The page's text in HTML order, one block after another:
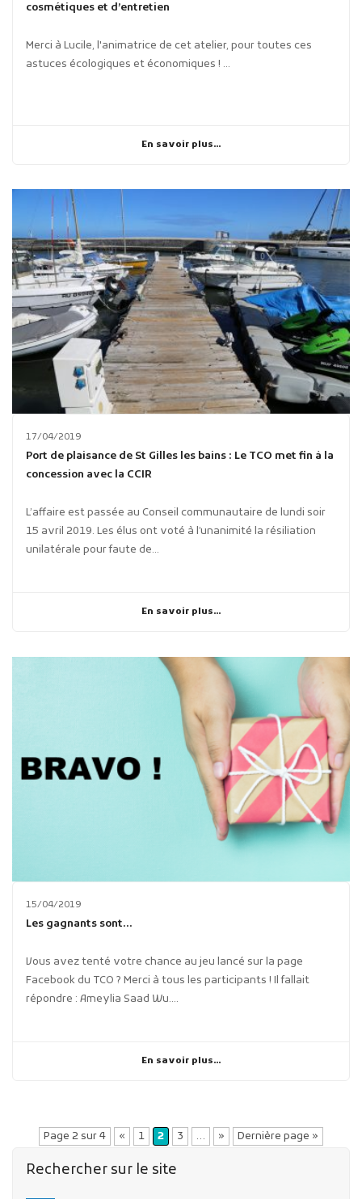
cosmétiques et d’entretien
Merci à Lucile, l'animatrice de cet atelier, pour toutes ces
astuces écologiques et économiques ! ...
En savoir plus...
17/04/2019
Port de plaisance de St Gilles les bains : Le TCO met fin à la
concession avec la CCIR
L’affaire est passée au Conseil communautaire de lundi soir
15 avril 2019. Les élus ont voté à l’unanimité la résiliation
unilatérale pour faute de...
En savoir plus...
15/04/2019
Les gagnants sont…
Vous avez tenté votre chance au jeu lancé sur la page
Facebook du TCO ? Merci à tous les participants ! Il fallait
répondre : Ameylia Saad Wu....
En savoir plus...
Page 2 sur 4 « 1 2 3 … » Dernière page »
Rechercher sur le site